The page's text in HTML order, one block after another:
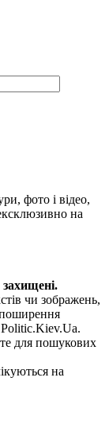
фото і відео,
на
чи зображень,
поширення
для пошукових
на